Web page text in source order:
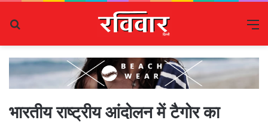
भारतीय राष्ट्रीय आंदोलन में टैगोर का